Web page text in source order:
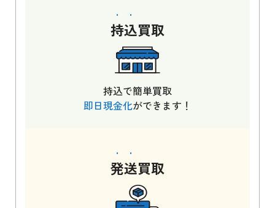
持込買取
持込で簡単買取
即日現金化ができます！
発送買取